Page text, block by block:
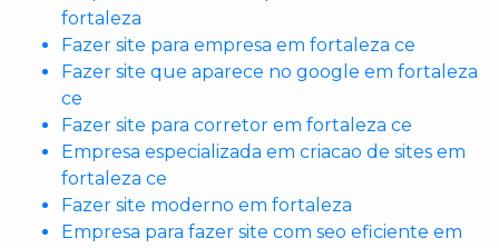
fortaleza
Fazer site para empresa em fortaleza ce
Fazer site que aparece no google em fortaleza
ce
Fazer site para corretor em fortaleza ce
Empresa especializada em criacao de sites em
fortaleza ce
Fazer site moderno em fortaleza
Empresa para fazer site com seo eficiente em